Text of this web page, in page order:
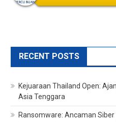
RECENT POSTS
Kejuaraan Thailand Open:
Asia Tenggara
Ransomware: Ancaman